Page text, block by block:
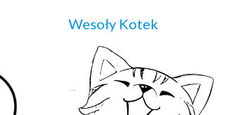
Wesoły Kotek